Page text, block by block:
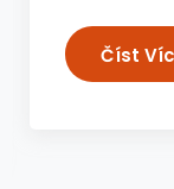
Číst